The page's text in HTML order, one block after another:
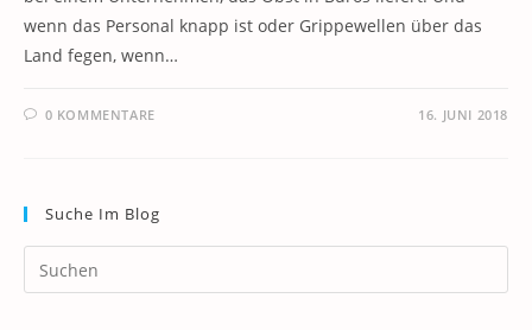
wenn das Personal knapp ist oder Grippewellen über das
Land fegen, wenn…
0 KOMMENTARE 16. JUNI 2018
Suche Im Blog